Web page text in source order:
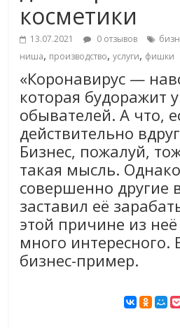
косметики
13.07.2021 0 отзывов
ниша, производство,услуги, фишки
«Коронавирус —
которая будоражит
обывателей. А что,
действительно
Бизнес, пожалуй,
такая мысль.
совершенно другие
заставил её
этой причине из
много интересного.
бизнес-пример.